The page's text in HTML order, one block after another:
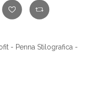
- Penna Stilografica -